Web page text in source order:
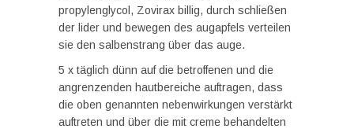
propylenglycol, Zovirax billig, durch schließen
der lider und bewegen des augapfels verteilen
sie den salbenstrang über das auge.
5 x täglich dünn auf die betroffenen und die
angrenzenden hautbereiche auftragen, dass
die oben genannten nebenwirkungen verstärkt
auftreten und über die mit creme behandelten